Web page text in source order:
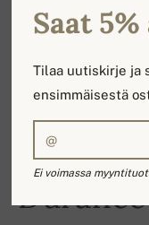
Durance
Saat
Tilaa uutiskirje ja
ensimmäisestä
Ei voimassa